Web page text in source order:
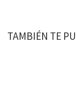
TAMBIÉN TE